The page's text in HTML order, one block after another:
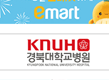
"경로당 통장에 비밀번호가 적혀 있다"…전국 돌며 경로당 13곳 턴 30대 구속
"내로남불·탁상공론"…황희 '버스 청년주택' 제안에 與 내부서도 쓴소리